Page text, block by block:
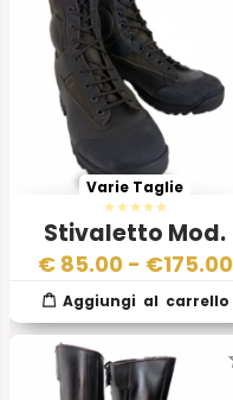
Stivaletto Mod.
E2036 – Esercito
Italiano
Varie Taglie
€ 85.00 - €175.00